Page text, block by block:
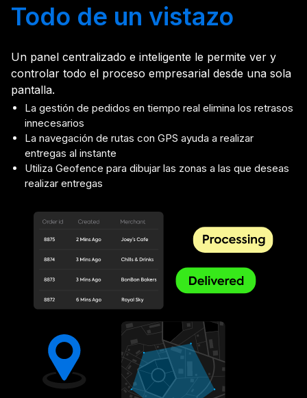
Todo de un vistazo
Un panel centralizado e inteligente le permite ver y
controlar todo el proceso empresarial desde una sola
pantalla.
La gestión de pedidos en tiempo real elimina los retrasos
innecesarios
La navegación de rutas con GPS ayuda a realizar
entregas al instante
Utiliza Geofence para dibujar las zonas a las que deseas
realizar entregas